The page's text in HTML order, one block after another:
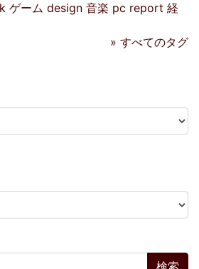
ゲーム design 音楽 pc report 経
» すべてのタグ